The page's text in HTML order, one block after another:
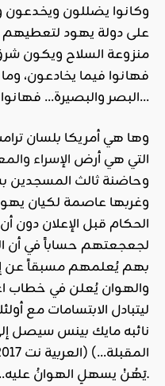
وكانوا يضللون
على دولة يهود لتعطيهم
منزوعة السلاح ويكون
فهانوا فيما يخادعون،
البصر والبصيرة… فهانوا وتسربلوا بالهوان…
وها هي أمريكا بلسان
التي هي أرض الإسراء
وحاضنة ثالث المسجدين
وغربها عاصمة لكيان
الحكام قبل الإعلان دون
لجعجعتهم حساباً في
بهم يُعلمهم مسبقاً عن
والهوان يُعلن في خطاب
ليتبادل الابتسامات مع
نائبه مايك بينس سيصل
يَهُنْ يسهلِ الهوانُ عليه… ما لجرحٍ بمِّيتٍ إيلامُ.